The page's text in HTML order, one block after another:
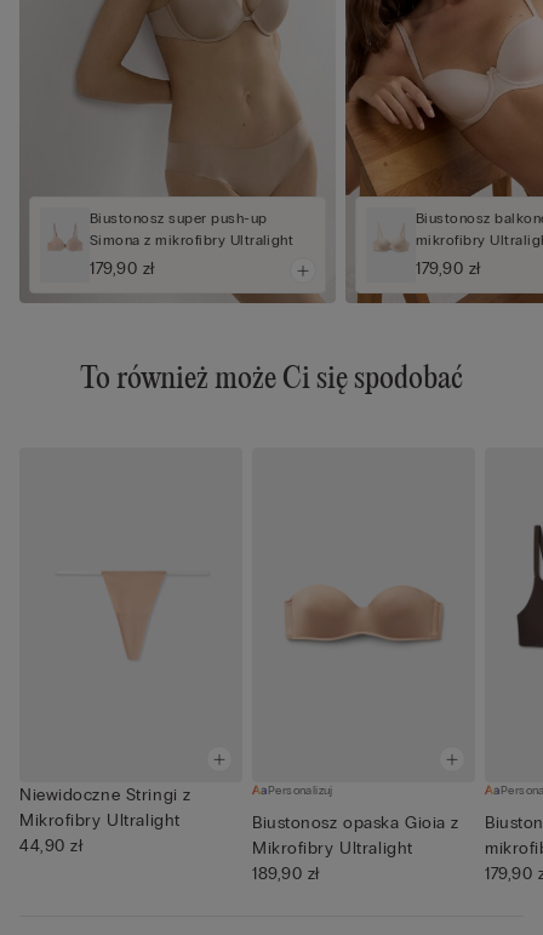
Biustonosz super push-up
Simona z mikrofibry Ultralight
179,90 zł
Biustonosz
mikrofibry
179,90 zł
To również może Ci się spodobać
Niewidoczne Stringi z
Mikrofibry Ultralight
44,90 zł
Personalizuj
Biustonosz opaska Gioia z
Mikrofibry Ultralight
189,90 zł
179,90